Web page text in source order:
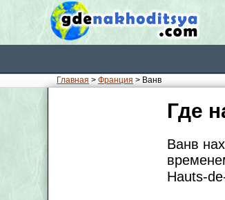
Главная > Франция > Ванв
Где
Ванв
Hauts-